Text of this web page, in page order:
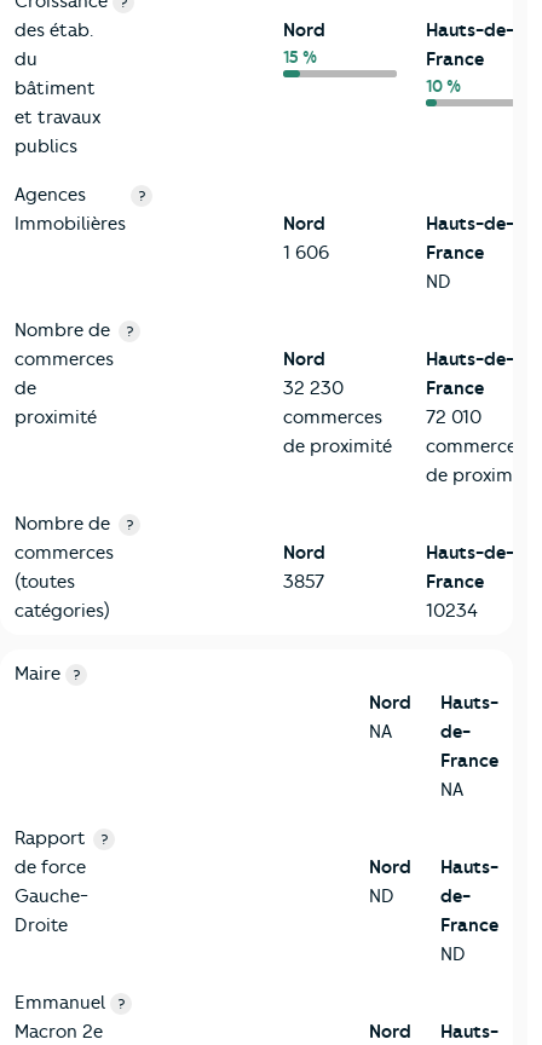
des étab.
du
bâtiment
et travaux
publics
Nord
15 %
Hauts-de-
France
10 %
Agences
Immobilières
?
Nord
1 606
Hauts-de-
France
ND
Nombre de
commerces
de
proximité
?
Nord
32 230
commerces
de proximité
Hauts-de-
France
72 010
commerces
de proximité
Nombre de
commerces
(toutes
catégories)
?
Nord
3857
Hauts-de-
France
10234
6-Politique
Critères
Maire ?
Nord
NA
Hauts-
de-
France
NA
Rapport
de force
Gauche-
Droite
?
Nord
ND
Hauts-
de-
France
ND
Emmanuel
Macron 2e
?
Nord
Hauts-